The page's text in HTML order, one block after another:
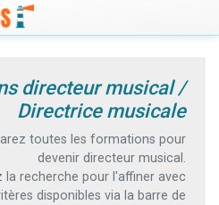
directeur musical /
Directrice musicale
toutes les formations pour
devenir directeur musical.
recherche pour l'affiner avec
disponibles via la barre de